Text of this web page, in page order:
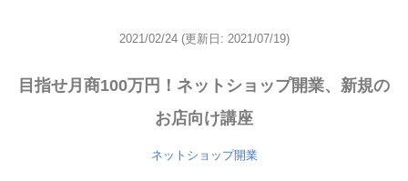
2021/02/24 (更新日: 2021/07/19)
目指せ月商100万円！ネットショップ開業、新規の
お店向け講座
ネットショップ開業